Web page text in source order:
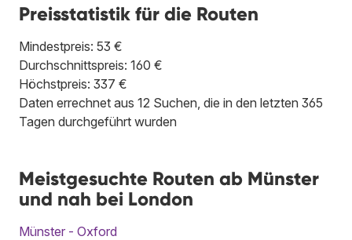
Preisstatistik für die Routen
Mindestpreis: 53 €
Durchschnittspreis: 160 €
Höchstpreis: 337 €
Daten errechnet aus 12 Suchen, die in den letzten 365
Tagen durchgeführt wurden
Meistgesuchte Routen ab Münster
und nah bei London
Münster - Oxford